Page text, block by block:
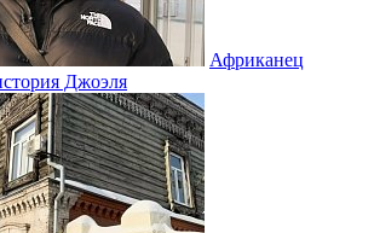
Африканец
Джоэля